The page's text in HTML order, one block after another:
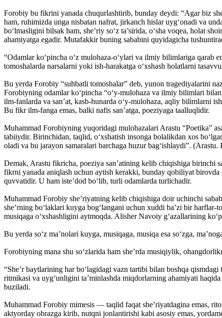
Forobiy bu fikrini yanada chuqurlashtirib, bunday deydi: “Agar biz
ham, ruhimizda unga nisbatan nafrat, jirkanch hislar uyg‘onadi va
bo‘lmasligini bilsak ham, she’riy so‘z ta’sirida, o‘sha voqea, holat
ahamiyatga egadir. Mutafakkir buning sababini quyidagicha
“Odamlar ko‘pincha o‘z mulohaza-o‘ylari va ilmiy bilimlariga qarab
tomoshalarda narsalarni yoki ish-harakatga o‘xshash holatlarni
Bu yerda Forobiy “suhbatli tomoshalar” deb, yunon tragediyalarini
Forobiyning odamlar ko‘pincha “o‘y-mulohaza va ilmiy bilimlari
ilm-fanlarda va san’at, kasb-hunarda o‘y-mulohaza, aqliy bilimlarni
Bu fikr ilm-fanga emas, balki nafis san’atga, poeziyaga taalluqlidir.
Muhammad Forobiyning yuqoridagi mulohazalari Arastu “Poetika”
tabiiydir. Birinchidan, taqlid, o‘xshatish insonga bolalikdan xos
oladi va bu jarayon samaralari barchaga huzur bag‘ishlaydi”.
Demak, Arastu fikricha, poeziya san’atining kelib chiqishiga birinchi
fikrni yanada aniqlash uchun aytish kerakki, bunday qobiliyat
quvvatidir. U ham iste’dod bo‘lib, turli odamlarda turlichadir.
Muhammad Forobiy she’riyatning kelib chiqishiga doir uchinchi
she’rning bo‘laklari kuyga bog‘langani uchun xuddi ba’zi bir
musiqaga o‘xshashligini aytmoqda. Alisher Navoiy g‘azallarining
Bu yerda so‘z ma’nolari kuyga, musiqaga, musiqa esa so‘zga,
Forobiyning mana shu so‘zlarida ham she’rda musiqiylik,
“She’r baytlarining har bo‘lagidagi vazn tartibi bilan boshqa
ritmikasi va uyg‘unligini ta’minlashda miqdorlarning ahamiyati
buziladi.
Muhammad Forobiy mimesis — taqlid faqat she’riyatdagina emas,
aktyorday obrazga kirib, nutqni jonlantirishi kabi asosiy emas,